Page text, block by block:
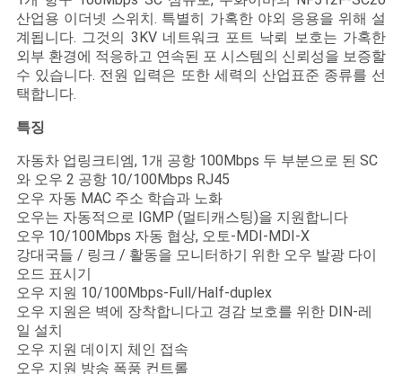
요
구
하
세
요
사
이
트
맵
산업용 이더넷 스위치. 특별히 가혹한 야외 응용을 위해 설
계됩니다. 그것의 3KV 네트워크 포트 낙뢰 보호는 가혹한
외부 환경에 적응하고 연속된 포 시스템의 신뢰성을 보증할
수 있습니다. 전원 입력은 또한 세력의 산업표준 종류를 선
택합니다.
특징
자동차 업링크티엠, 1개 공항 100Mbps 두 부분으로 된 SC
와 오우 2 공항 10/100Mbps RJ45
오우 자동 MAC 주소 학습과 노화
오우는 자동적으로 IGMP (멀티캐스팅)을 지원합니다
오우 10/100Mbps 자동 협상, 오토-MDI-MDI-X
강대국들 / 링크 / 활동을 모니터하기 위한 오우 발광 다이
오드 표시기
오우 지원 10/100Mbps-Full/Half-duplex
오우 지원은 벽에 장착합니다고 경감 보호를 위한 DIN-레
일 설치
오우 지원 데이지 체인 접속
오우 지원 방송 폭풍 컨트롤